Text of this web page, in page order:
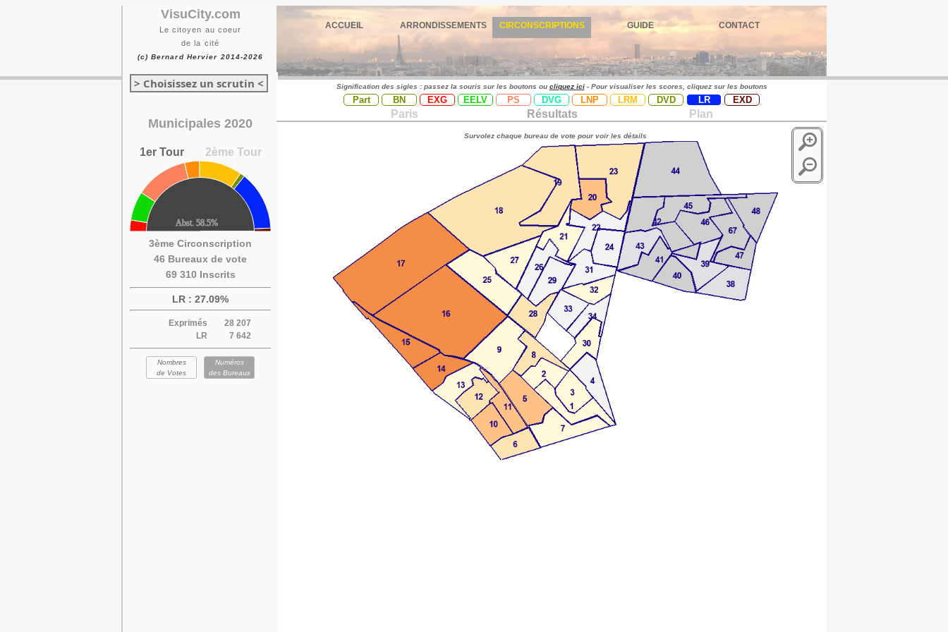
VisuCity.com
Le citoyen au coeur
de la cité
(c) Bernard Hervier 2014-2026
ACCUEIL ARRONDISSEMENTS CIRCONSCRIPTIONS GUIDE CONTACT
> Choisissez un scrutin <
Municipales 2020
1er Tour 2ème Tour
3ème Circonscription
46 Bureaux de vote
69 310 Inscrits
LR : 27.09%
Exprimés
28 207
LR
7 642
Nombres
de Votes
Numéros
des Bureaux
Signification des sigles : passez la souris sur les boutons ou cliquez ici- Pour visualiser les scores, cliquez sur les boutons
Part BN EXG EELV PS DVG LNP LRM DVD LR EXD
Paris Résultats Plan
Survolez chaque bureau de vote pour voir les détails